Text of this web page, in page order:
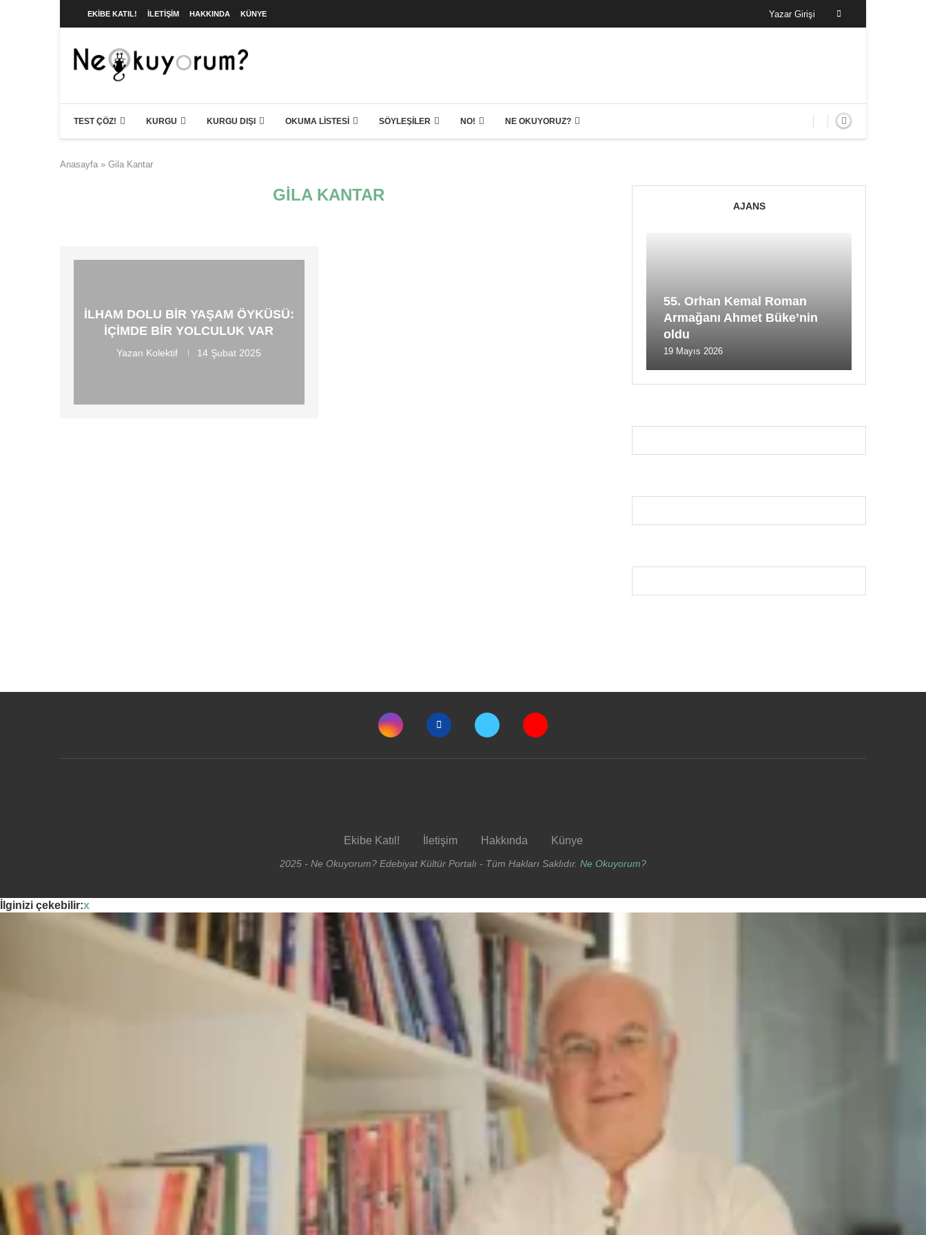
EKIBE KATIL! İLETIŞIM HAKKINDA KÜNYE Yazar Girişi
TEST ÇÖZ! KURGU KURGU DIŞI OKUMA LISTESI SÖYLEŞILER NO! NE OKUYORUZ?
Anasayfa » Gila Kantar
GILA KANTAR
İLHAM DOLU BIR YAŞAM ÖYKÜSÜ:
İÇIMDE BIR YOLCULUK VAR
Yazan Kolektif 14 Şubat 2025
AJANS
55. Orhan Kemal Roman
Armağanı Ahmet Büke’nin
oldu
19 Mayıs 2026
Ekibe Katıl! İletişim Hakkında Künye
2025 - Ne Okuyorum? Edebiyat Kültür Portalı - Tüm Hakları Saklıdır. Ne Okuyorum?
İlginizi çekebilir:x